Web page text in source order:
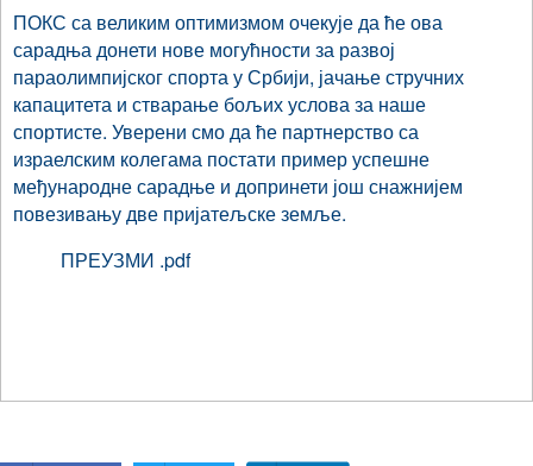
ПОКС са великим оптимизмом очекује да ће ова
сарадња донети нове могућности за развој
параолимпијског спорта у Србији, јачање стручних
капацитета и стварање бољих услова за наше
спортисте. Уверени смо да ће партнерство са
израелским колегама постати пример успешне
међународне сарадње и допринети још снажнијем
повезивању две пријатељске земље.
ПРЕУЗМИ .pdf